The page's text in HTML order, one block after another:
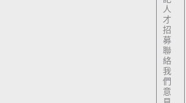
人
才
招
募
聯
絡
我
們
意